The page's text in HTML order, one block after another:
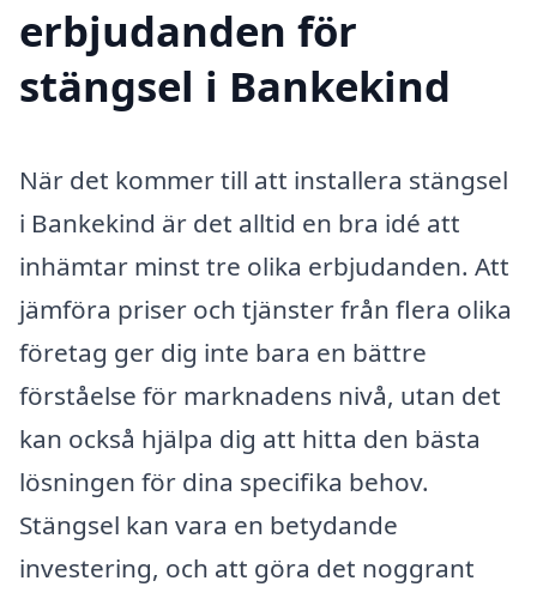
erbjudanden för
stängsel i Bankekind
När det kommer till att installera stängsel
i Bankekind är det alltid en bra idé att
inhämtar minst tre olika erbjudanden. Att
jämföra priser och tjänster från flera olika
företag ger dig inte bara en bättre
förståelse för marknadens nivå, utan det
kan också hjälpa dig att hitta den bästa
lösningen för dina specifika behov.
Stängsel kan vara en betydande
investering, och att göra det noggrant